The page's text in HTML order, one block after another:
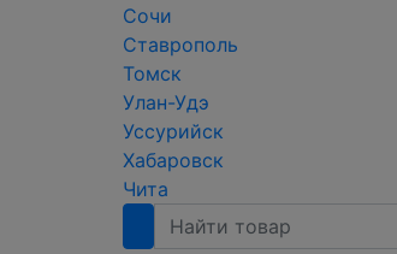
Сочи
Ставрополь
Томск
Улан-Удэ
Уссурийск
Хабаровск
Чита